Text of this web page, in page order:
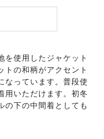
を使用したジャケット
トの和柄がアクセント
なっています。普段使
用いただけます。初冬
の下の中間着としても